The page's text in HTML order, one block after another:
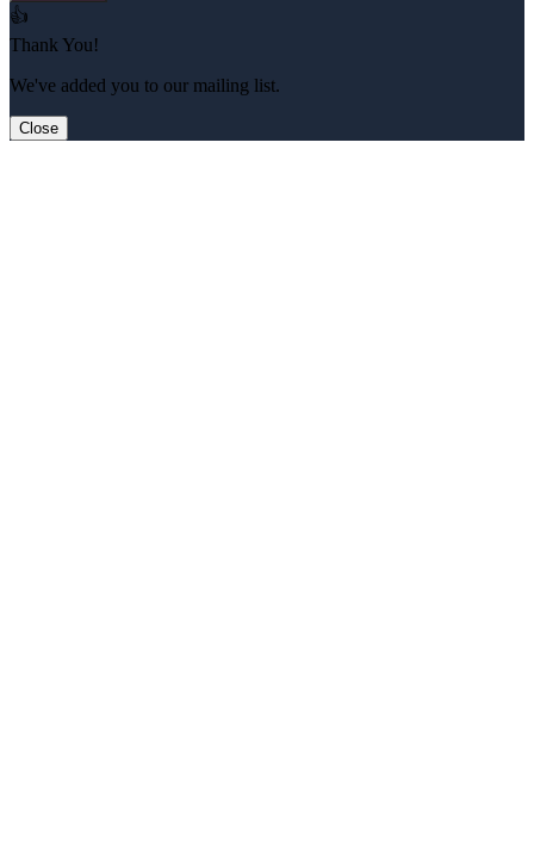
👍
Thank You!
We've added you to our mailing list.
Close